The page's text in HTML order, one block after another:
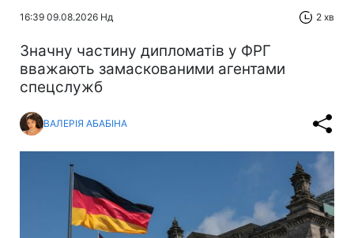
16:39 09.08.2026 Нд 2 хв
Значну частину дипломатів у ФРГ
вважають замаскованими агентами
спецслужб
ВАЛЕРІЯ АБАБІНА